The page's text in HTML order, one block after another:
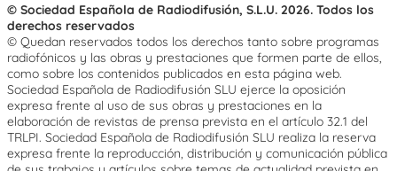
© Sociedad Española de Radiodifusión, S.L.U. 2026. Todos los
derechos reservados
© Quedan reservados todos los derechos tanto sobre programas
radiofónicos y las obras y prestaciones que formen parte de ellos,
como sobre los contenidos publicados en esta página web.
Sociedad Española de Radiodifusión SLU ejerce la oposición
expresa frente al uso de sus obras y prestaciones en la
elaboración de revistas de prensa prevista en el artículo 32.1 del
TRLPI. Sociedad Española de Radiodifusión SLU realiza la reserva
expresa frente la reproducción, distribución y comunicación pública